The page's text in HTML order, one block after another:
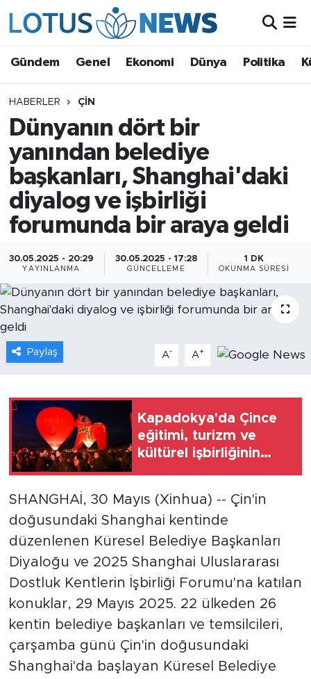
Gündem Genel Ekonomi Dünya Politika
HABERLER ÇIN
Dünyanın dört bir
yanından belediye
başkanları, Shanghai'daki
diyalog ve işbirliği
forumunda bir araya geldi
30.05.2025 - 20:29
YAYINLANMA
30.05.2025 - 17:28
GÜNCELLEME
1 DK
OKUNMA SÜRESI
Paylaş A- A+
Kapadokya'da Çince
eğitimi, turizm ve
kültürel işbirliğinin
SHANGHAİ, 30 Mayıs (Xinhua) -- Çin'in
doğusundaki Shanghai kentinde
düzenlenen Küresel Belediye Başkanları
Diyaloğu ve 2025 Shanghai Uluslararası
Dostluk Kentlerin İşbirliği Forumu'na katılan
konuklar, 29 Mayıs 2025. 22 ülkeden 26
kentin belediye başkanları ve temsilcileri,
çarşamba günü Çin'in doğusundaki
Shanghai'da başlayan Küresel Belediye
Ekonomi
Dünya
Politika
Kültür - Sanat ve Tarih
Yaşam
Bilim ve Teknoloji
Çin Fuarları
Sağlık
Foto Haber
Xinhua
Xinhua Türkiye
Seyahat